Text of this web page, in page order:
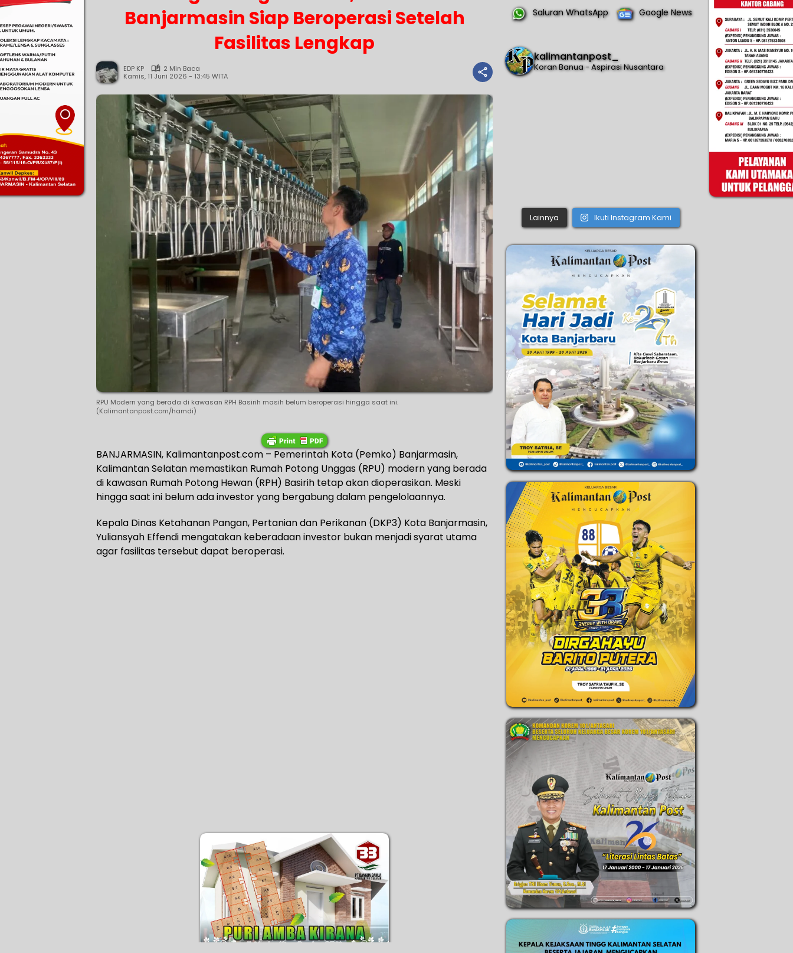
Banjarmasin Siap Beroperasi Setelah
Fasilitas Lengkap
EDP KP
2 Min Baca
Kamis, 11 Juni 2026 - 13:45 WITA
RPU Modern yang berada di kawasan RPH Basirih masih belum beroperasi hingga saat ini.
(Kalimantanpost.com/hamdi)
BANJARMASIN, Kalimantanpost.com – Pemerintah Kota (Pemko) Banjarmasin,
Kalimantan Selatan memastikan Rumah Potong Unggas (RPU) modern yang berada
di kawasan Rumah Potong Hewan (RPH) Basirih tetap akan dioperasikan. Meski
hingga saat ini belum ada investor yang bergabung dalam pengelolaannya.
Kepala Dinas Ketahanan Pangan, Pertanian dan Perikanan (DKP3) Kota Banjarmasin,
Yuliansyah Effendi mengatakan keberadaan investor bukan menjadi syarat utama
agar fasilitas tersebut dapat beroperasi.
Saluran WhatsApp Google News
kalimantanpost_
Koran Banua - Aspirasi Nusantara
Lainnya Ikuti Instagram Kami